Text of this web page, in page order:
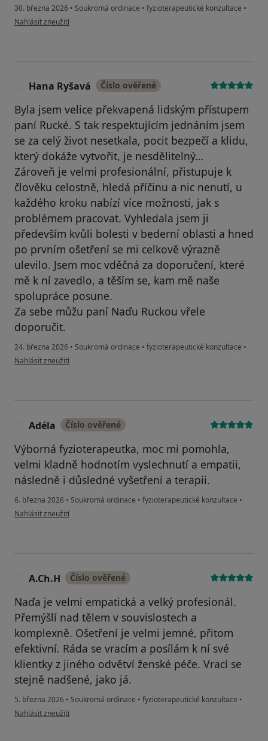
30. března 2026 • Soukromá ordinace • fyzioterapeutické konzultace •
podle názoru uživatele Michal Čupr
Nahlásit zneužití
Hana Ryšavá Číslo ověřené
Byla jsem velice překvapená lidským přístupem
paní Rucké. S tak respektujícím jednáním jsem
se za celý život nesetkala, pocit bezpečí a klidu,
který dokáže vytvořit, je nesdělitelný…
Zároveň je velmi profesionální, přistupuje k
člověku celostně, hledá příčinu a nic nenutí, u
každého kroku nabízí více možnosti, jak s
problémem pracovat. Vyhledala jsem ji
především kvůli bolesti v bederní oblasti a hned
po prvním ošetření se mi celkově výrazně
ulevilo. Jsem moc vděčná za doporučení, které
mě k ní zavedlo, a těším se, kam mě naše
spolupráce posune.
Za sebe můžu paní Naďu Ruckou vřele
doporučit.
24. března 2026 • Soukromá ordinace • fyzioterapeutické konzultace •
podle názoru uživatele Hana Ryšavá
Nahlásit zneužití
Adéla Číslo ověřené
Výborná fyzioterapeutka, moc mi pomohla,
velmi kladně hodnotím vyslechnutí a empatii,
následně i důsledné vyšetření a terapii.
6. března 2026 • Soukromá ordinace • fyzioterapeutické konzultace •
podle názoru uživatele Adéla
Nahlásit zneužití
A.Ch.H Číslo ověřené
Naďa je velmi empatická a velký profesionál.
Přemýšlí nad tělem v souvislostech a
komplexně. Ošetření je velmi jemné, přitom
efektivní. Ráda se vracím a posílám k ní své
klientky z jiného odvětví ženské péče. Vrací se
stejně nadšené, jako já.
5. března 2026 • Soukromá ordinace • fyzioterapeutické konzultace •
podle názoru uživatele A.Ch.H
Nahlásit zneužití